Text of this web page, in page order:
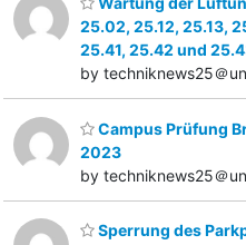
25.02, 25.12, 25.13,
25.41, 25.42 und
by techniknews25＠
Campus Prüfung
2023
by techniknews25＠
Sperrung des